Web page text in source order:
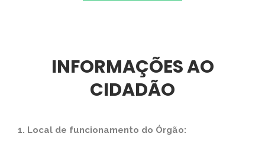
INFORMAÇÕES AO
CIDADÃO
1. Local de funcionamento do Órgão: